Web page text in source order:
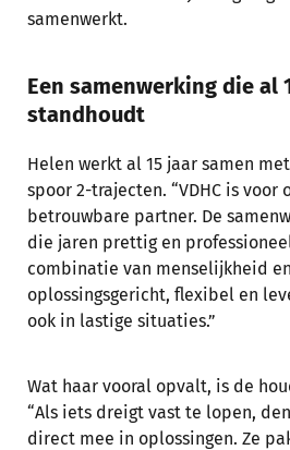
samenwerkt.
Een samenwerking die al
standhoudt
Helen werkt al 15 jaar samen
spoor 2-trajecten. “VDHC is voor
betrouwbare partner. De
die jaren prettig en
combinatie van menselijkheid
oplossingsgericht, flexibel en
ook in lastige situaties.”
Wat haar vooral opvalt, is de
“Als iets dreigt vast te lopen,
direct mee in oplossingen. Ze